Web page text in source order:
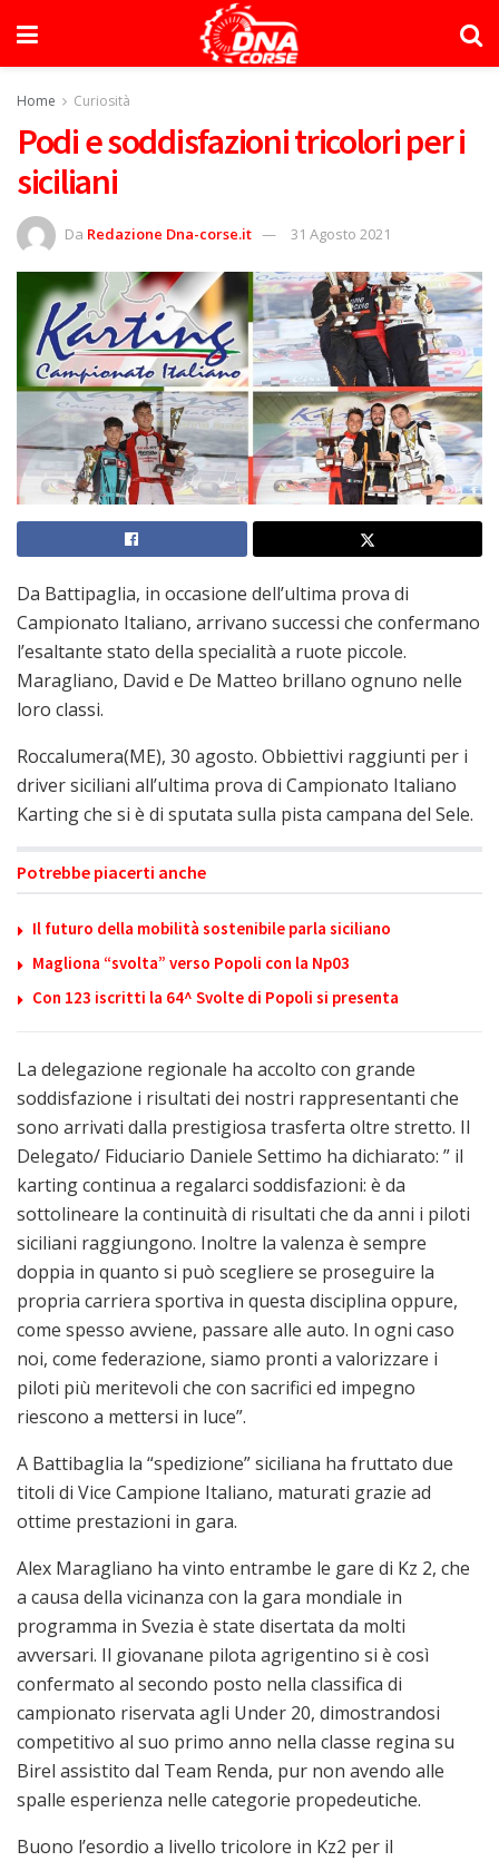
Home Curiosità
Podi e soddisfazioni tricolori per i
siciliani
Da Redazione Dna-corse.it 31 Agosto 2021
Da Battipaglia, in occasione dell’ultima prova di
Campionato Italiano, arrivano successi che confermano
l’esaltante stato della specialità a ruote piccole.
Maragliano, David e De Matteo brillano ognuno nelle
loro classi.
Roccalumera(ME), 30 agosto. Obbiettivi raggiunti per i
driver siciliani all’ultima prova di Campionato Italiano
Karting che si è di sputata sulla pista campana del Sele.
Potrebbe piacerti anche
Il futuro della mobilità sostenibile parla siciliano
Magliona “svolta” verso Popoli con la Np03
Con 123 iscritti la 64^ Svolte di Popoli si presenta
La delegazione regionale ha accolto con grande
soddisfazione i risultati dei nostri rappresentanti che
sono arrivati dalla prestigiosa trasferta oltre stretto. Il
Delegato/ Fiduciario Daniele Settimo ha dichiarato: ” il
karting continua a regalarci soddisfazioni: è da
sottolineare la continuità di risultati che da anni i piloti
siciliani raggiungono. Inoltre la valenza è sempre
doppia in quanto si può scegliere se proseguire la
propria carriera sportiva in questa disciplina oppure,
come spesso avviene, passare alle auto. In ogni caso
noi, come federazione, siamo pronti a valorizzare i
piloti più meritevoli che con sacrifici ed impegno
riescono a mettersi in luce”.
A Battibaglia la “spedizione” siciliana ha fruttato due
titoli di Vice Campione Italiano, maturati grazie ad
ottime prestazioni in gara.
Alex Maragliano ha vinto entrambe le gare di Kz 2, che
a causa della vicinanza con la gara mondiale in
programma in Svezia è state disertata da molti
avversari. Il giovanane pilota agrigentino si è così
confermato al secondo posto nella classifica di
campionato riservata agli Under 20, dimostrandosi
competitivo al suo primo anno nella classe regina su
Birel assistito dal Team Renda, pur non avendo alle
spalle esperienza nelle categorie propedeutiche.
Buono l’esordio a livello tricolore in Kz2 per il